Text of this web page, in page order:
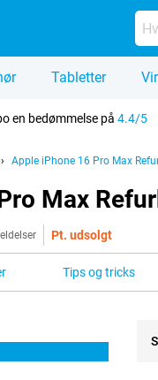
Tabletter
en bedømmelse på4.4/5
Apple iPhone 16 Pro Max
Max
Pt. udsolgt
Tips og tricks